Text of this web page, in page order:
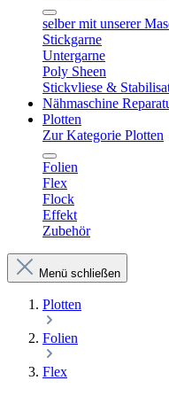
selber mit unserer
Stickgarne
Untergarne
Poly Sheen
Stickvliese &
Nähmaschine
Plotten
Zur Kategorie Plotten
Folien
Flex
Flock
Effekt
Zubehör
Menü schließen
Plotten
Folien
Flex